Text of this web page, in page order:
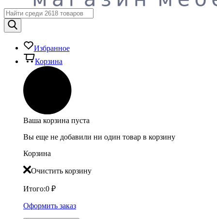
Избранное
Корзина
Ваша корзина пуста
Вы еще не добавили ни один товар в корзину
Корзина
Очистить корзину
Итого:0 ₽
Оформить заказ